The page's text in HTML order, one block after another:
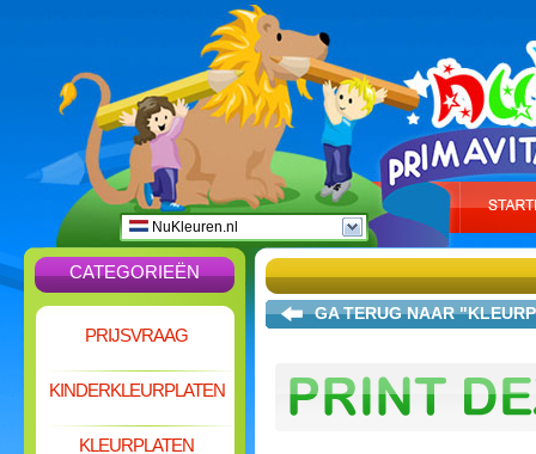
NuKleuren.nl
CATEGORIEËN
PRIJSVRAAG
KINDERKLEURPLATEN
KLEURPLATEN
GA TERUG NAAR